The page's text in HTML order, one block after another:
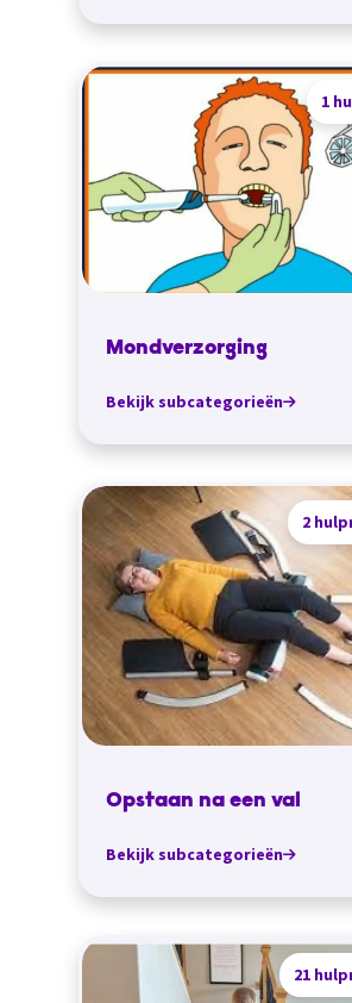
1
Mondverzorging
Bekijk subcategorieën
2
Opstaan na een val
Bekijk subcategorieën
21